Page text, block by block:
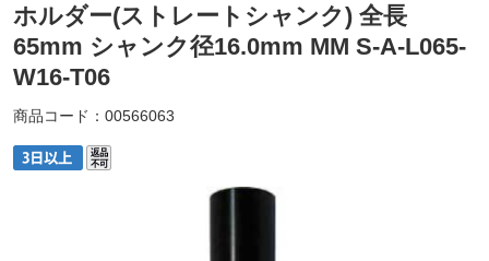
ホルダー(ストレートシャンク) 全長
65mm シャンク径16.0mm MM S-A-L065-
W16-T06
商品コード： 00566063